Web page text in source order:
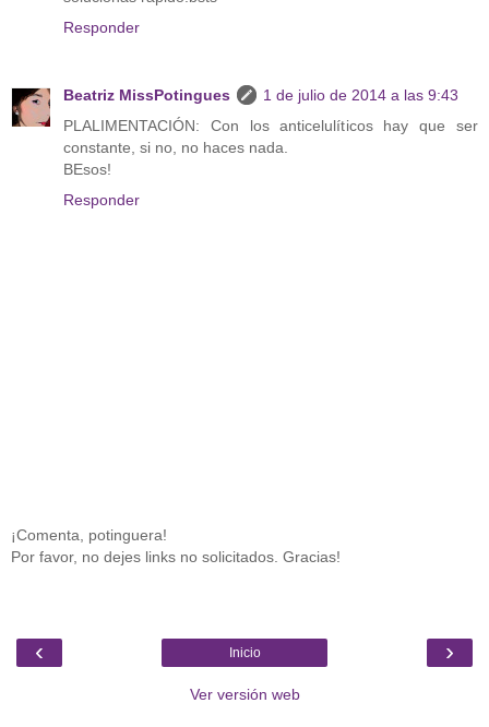
Responder
Beatriz MissPotingues
1 de julio de 2014 a las 9:43
PLALIMENTACIÓN: Con los anticelulíticos hay que ser
constante, si no, no haces nada.
BEsos!
Responder
¡Comenta, potinguera!
Por favor, no dejes links no solicitados. Gracias!
‹ ›
Inicio
Ver versión web